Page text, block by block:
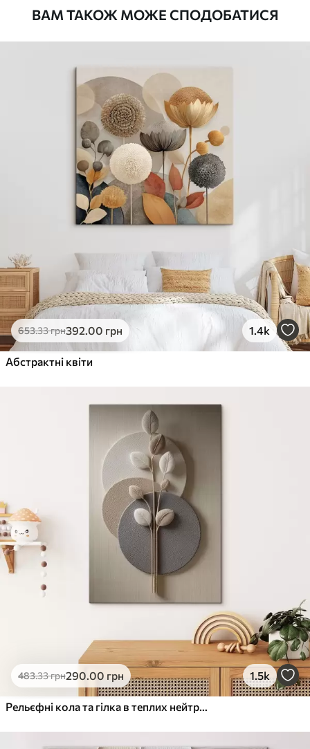
Від290.00грн
Яскраві, насичені кольори
Стійкість до вицвітання
Безпечне чорнило без запаху
Поверхня з текстурою полотна
Екологічний матеріал
грн
Яскраві, насичені кольори
Стійкість до вицвітання
✓ Поверхня з текстурою полотна
✗ Екологічний матеріал
Еко-Преміум
.00грн
✓Яскраві, насичені кольори
Поверхня з текстурою полотна
ВАМ ТАКОЖ МОЖЕ СПОДОБАТИСЯ
653.33грн392.00 грн 1.4k
Абстрактні квіти
483.33грн290.00 грн 1.5k
Рельєфні кола та гілка в теплих нейтральних тонах